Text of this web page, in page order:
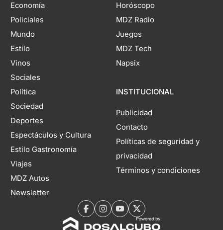
Economía
Policiales
Mundo
Estilo
Vinos
Sociales
Política
Sociedad
Deportes
Espectáculos y Cultura
Estilo Gastronomía
Viajes
MDZ Autos
Newsletter
Horóscopo
MDZ Radio
Juegos
MDZ Tech
Napsix
INSTITUCIONAL
Publicidad
Contacto
Políticas de seguridad y
privacidad
Términos y condiciones